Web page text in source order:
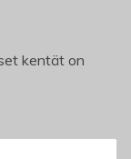
kentät on